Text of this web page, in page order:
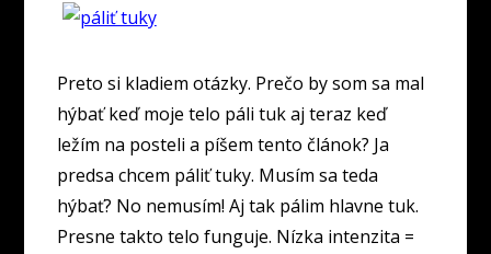
Preto si kladiem otázky. Prečo by som sa mal
hýbať keď moje telo páli tuk aj teraz keď
ležím na posteli a píšem tento článok? Ja
predsa chcem páliť tuky. Musím sa teda
hýbať? No nemusím! Aj tak pálim hlavne tuk.
Presne takto telo funguje. Nízka intenzita =